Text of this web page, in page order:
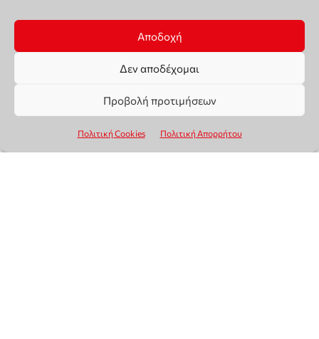
Αποδοχή
Δεν αποδέχομαι
Προβολή προτιμήσεων
Πολιτική Cookies Πολιτική Απορρήτου